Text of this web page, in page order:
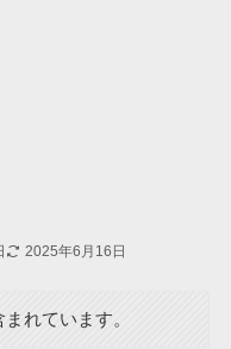
2025年6月16日
れています。